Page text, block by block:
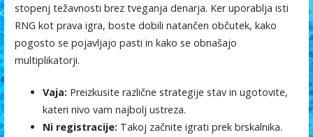
stopenj težavnosti brez tveganja denarja. Ker uporablja isti
RNG kot prava igra, boste dobili natančen občutek, kako
pogosto se pojavljajo pasti in kako se obnašajo
multiplikatorji.
Vaja: Preizkusite različne strategije stav in ugotovite,
kateri nivo vam najbolj ustreza.
Ni registracije: Takoj začnite igrati prek brskalnika.